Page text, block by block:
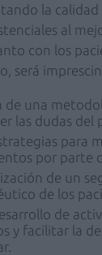
la
al
con los
será
de una
las dudas del
para
por parte
de un
de los
de
y facilitar la